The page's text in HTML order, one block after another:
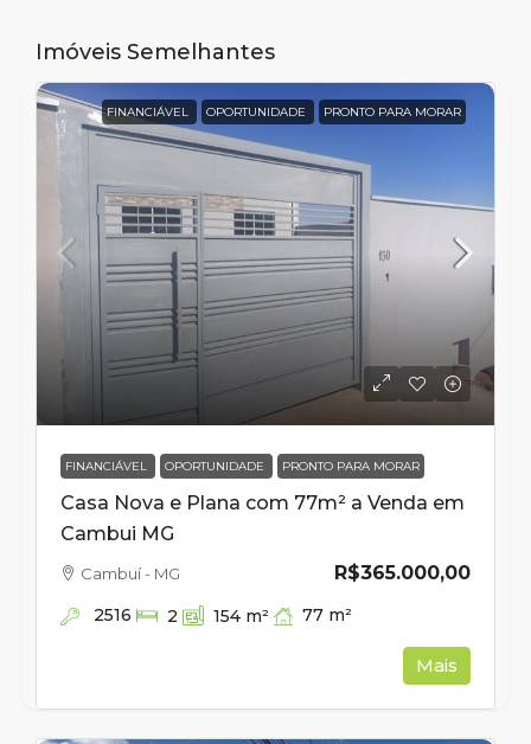
Imóveis Semelhantes
FINANCIÁVEL OPORTUNIDADE PRONTO PARA MORAR
FINANCIÁVEL OPORTUNIDADE PRONTO PARA MORAR
Casa Nova e Plana com 77m² a Venda em
Cambui MG
R$365.000,00
Cambuí - MG
2516 2 154 m² 77 m²
Mais